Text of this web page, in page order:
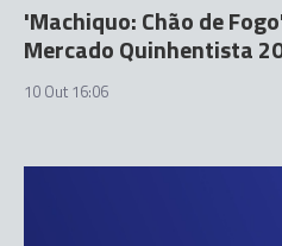
'Machiquo: Chão de
Mercado Quinhentista
10 Out 16:06